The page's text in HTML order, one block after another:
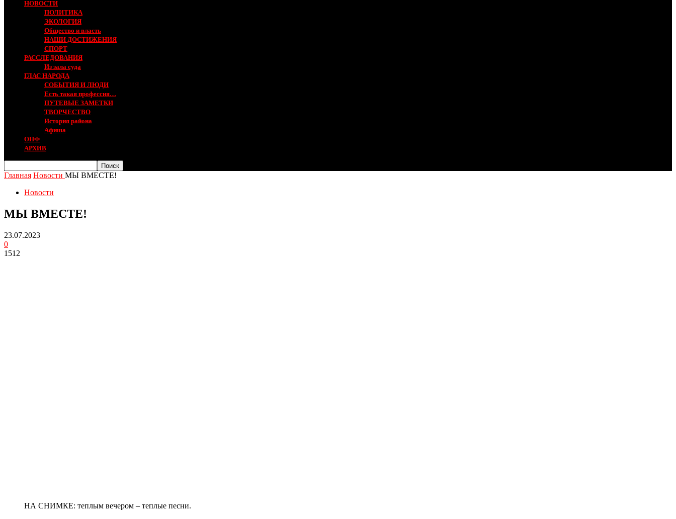
НОВОСТИ
ПОЛИТИКА
ЭКОЛОГИЯ
Общество и власть
НАШИ ДОСТИЖЕНИЯ
СПОРТ
РАССЛЕДОВАНИЯ
Из зала суда
ГЛАС НАРОДА
СОБЫТИЯ И ЛЮДИ
Есть такая профессия…
ПУТЕВЫЕ ЗАМЕТКИ
ТВОРЧЕСТВО
История района
Афиша
ОНФ
АРХИВ
Главная Новости МЫ ВМЕСТЕ!
Новости
МЫ ВМЕСТЕ!
23.07.2023
0
1512
НА СНИМКЕ: теплым вечером – теплые песни.